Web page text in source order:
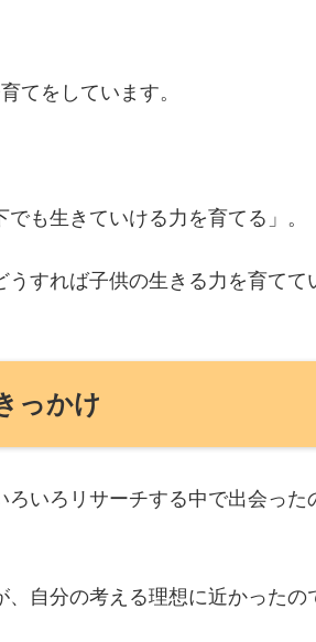
てをしています。
も生きていける力を育てる」。
すれば子供の生きる力を育てて
っかけ
いろリサーチする中で出会った
自分の考える理想に近かったの